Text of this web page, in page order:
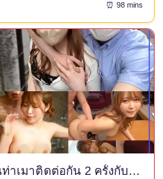
⏰ 98 mins
435MFCS-045 [มีเซ็กส์ในท่าเมาติดต่อกัน 2 ครั้งกับดาราดังที่ใส่ใจแต่ตัวเองว่าดูดีแม้กระทั่งตอนมีเซ็กส์] ยูทูปเบอร์ชื่อดังและนางแบบสุดฮอตที่เป็นเพื่อนสมัยเด็กกันถูกถ่ายวิดีโอขณะมีเซ็กส์! - นี่เป็นการกลับมารวมตัวกันครั้งแรกของพวกเขาตั้งแต่เรียนจบมัธยมต้น และทั้งสองก็อยู่ในอารมณ์ที่แจ่มใส↑↑ เมื่อเธอส่งเหล้าจากปากของพวกเขา พวกเขาก็ยิ่งมีอารมณ์เซ็กซี่มากขึ้นไปอีก! เพลิดเพลินไปกับเซ็กส์ที่ดีที่สุดด้วยของเล่นและน้ำมัน → ทำอะไรก็ได้ที่คุณต้องการด้วย bukkake และ creampie! - [อามาชัว ฮาเมะ REC #ลาล่า #อินฟลูเอนเซอร์]